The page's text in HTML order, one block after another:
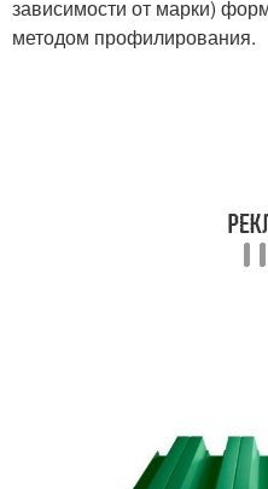
зависимости от марки)
методом профилирования.